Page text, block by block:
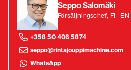
Seppo Salomäki
Försäljningschef, FI | EN
+358 50 406 5874
seppo@rintajouppimachine.com
WhatsApp